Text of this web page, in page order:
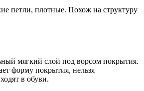
петли, плотные. Похож на структуру
мягкий слой под ворсом покрытия.
форму покрытия, нельзя
в обуви.